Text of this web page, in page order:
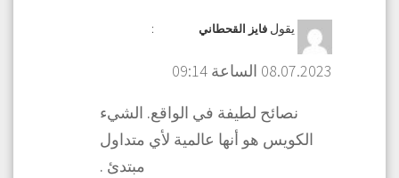
يقول فايز القحطاني :
08.07.2023 الساعة 09:14
نصائح لطيفة في الواقع. الشيء
الكويس هو أنها عالمية لأي متداول
مبتدئ .